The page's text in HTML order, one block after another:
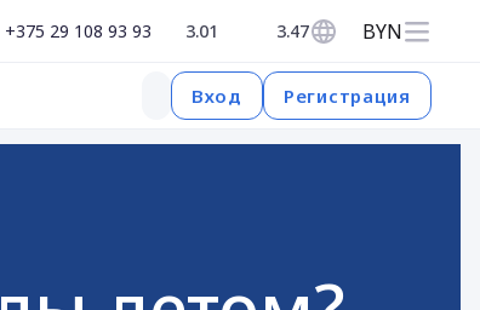
+375 29 108 93 93 3.01 3.47 BYN
Вход Регистрация